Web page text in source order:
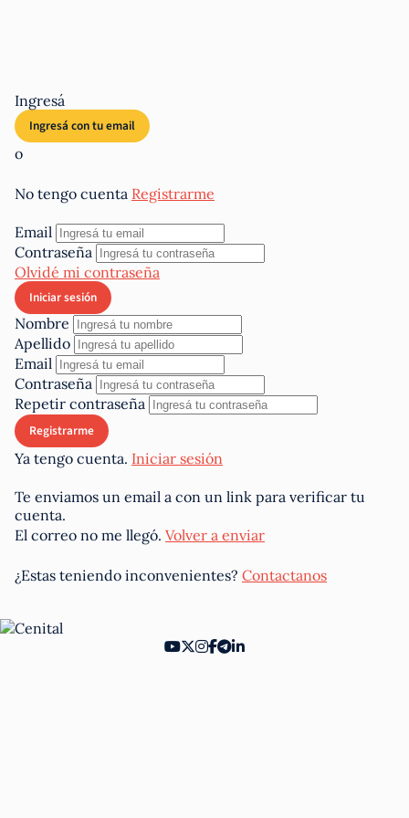
Ingresá
o
No tengo cuenta Registrarme
Email
Contraseña
Olvidé mi contraseña
Nombre
Apellido
Email
Contraseña
Repetir contraseña
Ya tengo cuenta. Iniciar sesión
Te enviamos un email a con un link para verificar tu
cuenta.
El correo no me llegó. Volver a enviar
¿Estas teniendo inconvenientes? Contactanos